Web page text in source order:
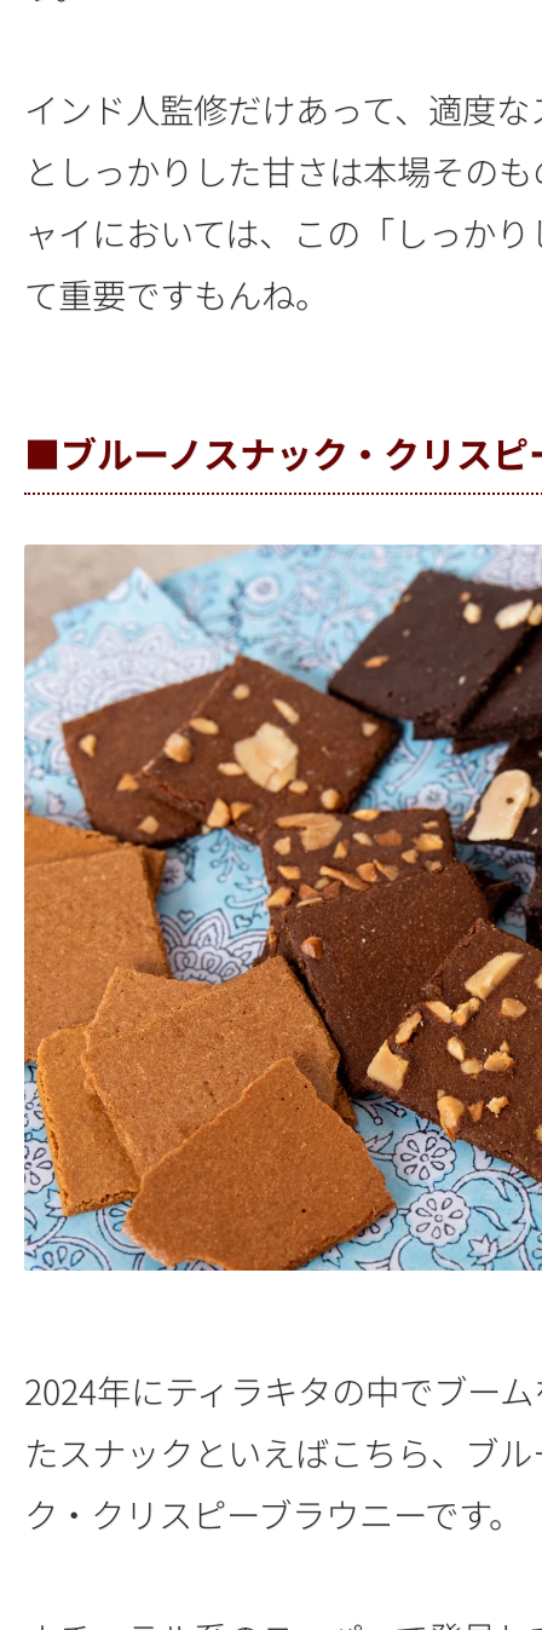
インド人監修だけあって、適度
としっかりした甘さは本場その
ャイにおいては、この「しっか
て重要ですもんね。
■ブルーノスナック・クリスピ
2024年にティラキタの中でブー
たスナックといえばこちら、ブ
ク・クリスピーブラウニーです。